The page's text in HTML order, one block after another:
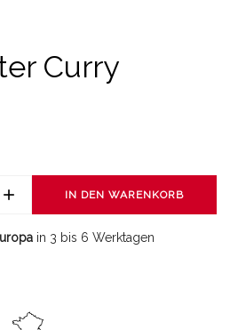
Curry
IN DEN WARENKORB
in 3 bis 6 Werktagen